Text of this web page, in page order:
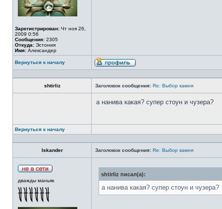
Зарегистрирован: Чт ноя 26,
2009 0:56
Сообщения: 2305
Откуда: Эстония
Имя: Александер
Вернуться к началу
shtirliz Заголовок сообщения: Re: Выбор камня
а нанива какая? супер стоун и чузера?
Вернуться к началу
Iskander Заголовок сообщения: Re: Выбор камня
дважды маньяк
shtirliz писал(а):
а нанива какая? супер стоун и чузера?